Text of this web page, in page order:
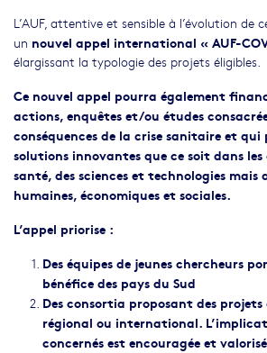
L’AUF, attentive et sensible à l’évolution de
un nouvel appel international « AUF-
élargissant la typologie des projets éligibles.
Ce nouvel appel pourra également
actions, enquêtes et/ou études
conséquences de la crise sanitaire et qui
solutions innovantes que ce soit dans les
santé, des sciences et technologies mais
humaines, économiques et sociales.
L’appel priorise :
Des équipes de jeunes chercheurs
bénéfice des pays du Sud
Des consortia proposant des
régional ou international.
concernés est encouragée et